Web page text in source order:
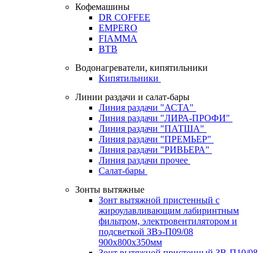
Кофемашины
DR COFFEE
EMPERO
FIAMMA
BTB
Водонагреватели, кипятильники
Кипятильники
Линии раздачи и салат-бары
Линия раздачи "АСТА"
Линия раздачи "ЛИРА-ПРОФИ"
Линия раздачи "ПАТША"
Линия раздачи "ПРЕМЬЕР"
Линия раздачи "РИВЬЕРА"
Линия раздачи прочее
Салат-бары
Зонты вытяжные
Зонт вытяжной пристенный с
жироулавливающим лабиринтным
фильтром, электровентилятором и
подсветкой ЗВэ-П09/08
900х800х350мм